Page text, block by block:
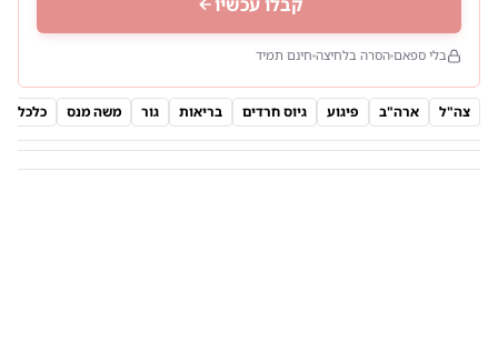
בלי ספאם הסרה בלחיצה חינם תמיד
צה"ל ארה"ב פיגוע גיוס חרדים בריאות גור משה מנס כלכלה